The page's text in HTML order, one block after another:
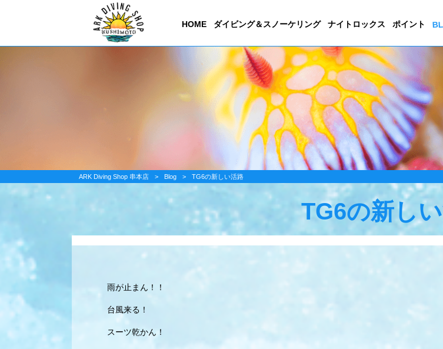
HOME ダイビング＆スノーケリング ナイトロックス ポイント
ARK Diving Shop 串本店 > Blog > TG6の新しい活路
TG6の新し
雨が止まん！！
台風来る！
スーツ乾かん！